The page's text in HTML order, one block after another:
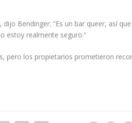
Bendinger. “Es un bar queer, así
estoy realmente seguro.”
pero los propietarios prometieron